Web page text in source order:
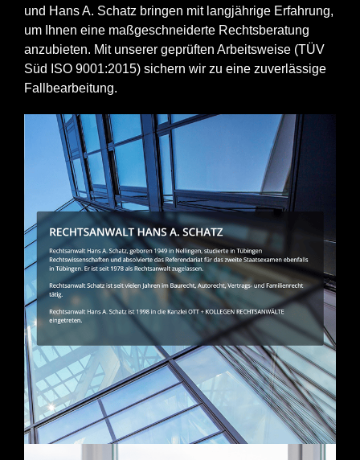
und Hans A. Schatz bringen mit langjährige Erfahrung,
um Ihnen eine maßgeschneiderte Rechtsberatung
anzubieten. Mit unserer geprüften Arbeitsweise (TÜV
Süd ISO 9001:2015) sichern wir zu eine zuverlässige
Fallbearbeitung.